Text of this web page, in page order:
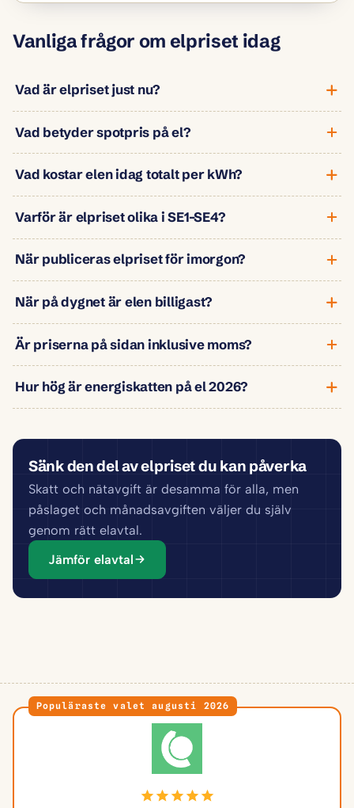
Vanliga frågor om elpriset idag
Vad är elpriset just nu?
Vad betyder spotpris på el?
Vad kostar elen idag totalt per kWh?
Varför är elpriset olika i SE1–SE4?
När publiceras elpriset för imorgon?
När på dygnet är elen billigast?
Är priserna på sidan inklusive moms?
Hur hög är energiskatten på el 2026?
Sänk den del av elpriset du kan påverka
Skatt och nätavgift är desamma för alla, men
påslaget och månadsavgiften väljer du själv
genom rätt elavtal.
Jämför elavtal
Populäraste valet augusti 2026